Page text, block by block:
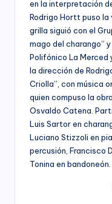
en la interpretación
Rodrigo Hortt puso la
grilla siguió con el
mago del charango”
Polifónico La Merced
la dirección de
Criolla”, con música
quien compuso la
Osvaldo Catena.
Luis Sartor en
Luciano Stizzoli en
percusión, Francisco
Tonina en bandoneón.